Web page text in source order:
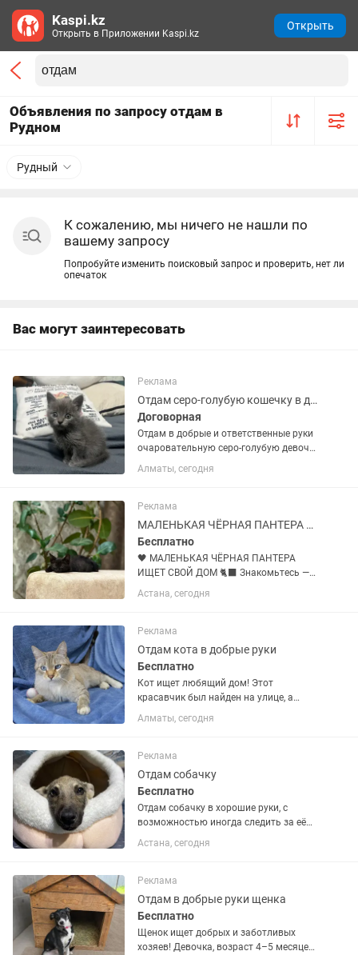
Объявления по запросу отдам в
Рудном
Рудный
К сожалению, мы ничего не нашли по
вашему запросу
Попробуйте изменить поисковый запрос и проверить, нет ли
опечаток
Вас могут заинтересовать
Реклама
Отдам серо-голубую кошечку в добрые руки
Договорная
Отдам в добрые и ответственные руки
очаровательную серо-голубую девочку
Ищет любящую семью последняя из
помёта, очень красивая серая кошечка,
игривая и очень...
Алматы, сегодня
Реклама
МАЛЕНЬКАЯ ЧЁРНАЯ ПАНТЕРА ИЩЕТ СВОЙ ДОМ
Бесплатно
🖤 МАЛЕНЬКАЯ ЧЁРНАЯ ПАНТЕРА
ИЩЕТ СВОЙ ДОМ 🐈⬛ Знакомьтесь —
очаровательный мальчик, которому
около 2 месяцев. Невероятно милый,
который очень хочет стать чьим-то
любимым...
Астана, сегодня
Реклама
Отдам кота в добрые руки
Бесплатно
Кот ищет любящий дом! Этот
красавчик был найден на улице, а
теперь очень ждёт свою семью.
Предположительно, окрас табби-пойнт,
ласковый, умный и игривый мальчик....
Алматы, сегодня
Реклама
Отдам собачку
Бесплатно
Отдам собачку в хорошие руки, с
возможностью иногда следить за её
жизнью и только с дальнейшей
стерилизацией ,назвали Картошка
по номеру: +
Астана, сегодня
Реклама
Отдам в добрые руки щенка
Бесплатно
Щенок ищет добрых и заботливых
хозяев! Девочка, возраст 4–5 месяцев.
Kaspi.kz
Открыть в Приложении Kaspi.kz
Открыть